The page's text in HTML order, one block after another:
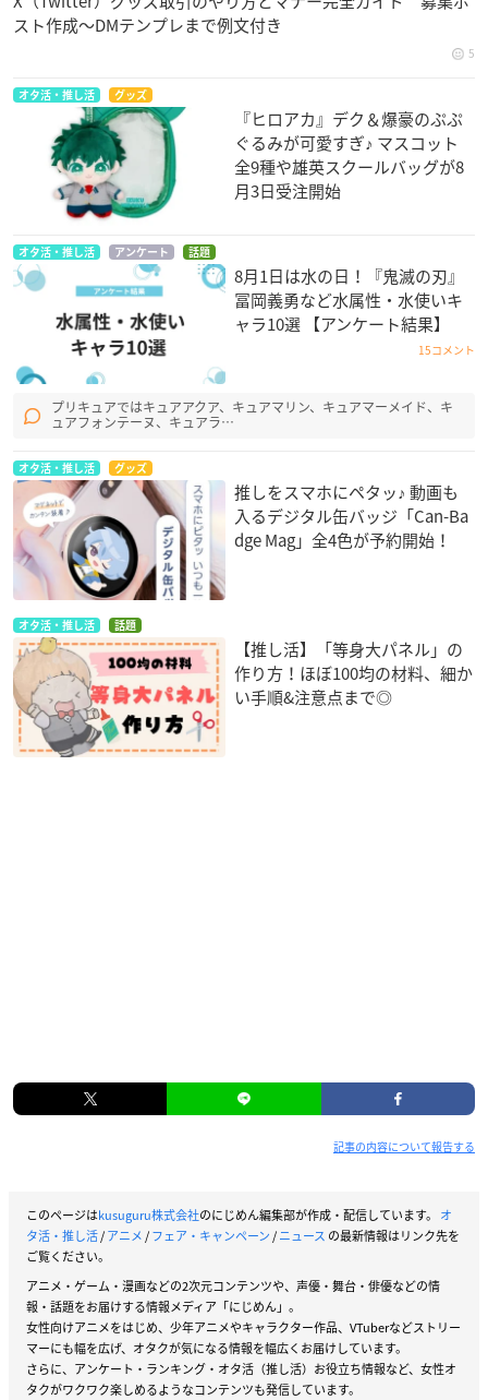
スト作成〜DMテンプレまで例文付き
5
オタ活・推し活 グッズ
『ヒロアカ』デク＆爆豪のぷぷ
ぐるみが可愛すぎ♪ マスコット
全9種や雄英スクールバッグが8
月3日受注開始
オタ活・推し活 アンケート 話題
8月1日は水の日！『鬼滅の刃』
冨岡義勇など水属性・水使いキ
ャラ10選 【アンケート結果】
15コメント
プリキュアではキュアアクア、キュアマリン、キュアマーメイド、キ
ュアフォンテーヌ、キュアラ…
オタ活・推し活 グッズ
推しをスマホにペタッ♪ 動画も
入るデジタル缶バッジ「Can-Ba
dge Mag」全4色が予約開始！
オタ活・推し活 話題
【推し活】「等身大パネル」の
作り方！ほぼ100均の材料、細か
い手順&注意点まで◎
記事の内容について報告する
このページはkusuguru株式会社のにじめん編集部が作成・配信しています。 オ
タ活・推し活/アニメ/フェア・キャンペーン/ニュース の最新情報はリンク先を
ご覧ください。
アニメ・ゲーム・漫画などの2次元コンテンツや、声優・舞台・俳優などの情
報・話題をお届けする情報メディア「にじめん」。
女性向けアニメをはじめ、少年アニメやキャラクター作品、VTuberなどストリー
マーにも幅を広げ、オタクが気になる情報を幅広くお届けしています。
さらに、アンケート・ランキング・オタ活（推し活）お役立ち情報など、女性オ
タクがワクワク楽しめるようなコンテンツも発信しています。